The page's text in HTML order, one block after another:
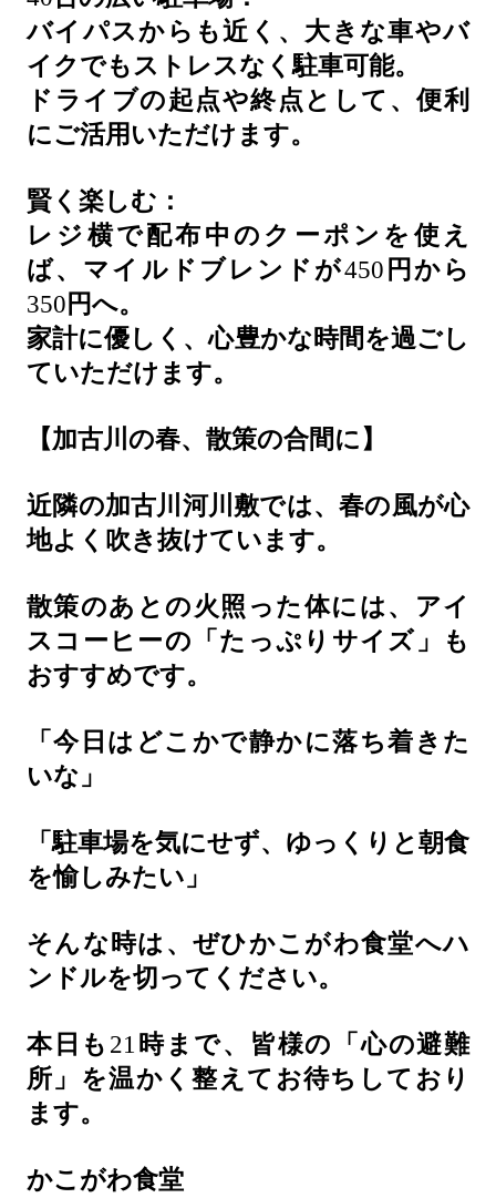
バイパスからも近く、大きな車やバ
イクでもストレスなく駐車可能。
ドライブの起点や終点として、便利
にご活用いただけます。
賢く楽しむ：
レジ横で配布中のクーポンを使え
ば、マイルドブレンドが450 円から
350 円へ。
家計に優しく、心豊かな時間を過ごし
ていただけます。
【加古川の春、散策の合間に】
近隣の加古川河川敷では、春の風が心
地よく吹き抜けています。
散策のあとの火照った体には、アイ
スコーヒーの「たっぷりサイズ」も
おすすめです。
「今日はどこかで静かに落ち着きた
いな」
「駐車場を気にせず、ゆっくりと朝食
を愉しみたい」
そんな時は、ぜひかこがわ食堂へハ
ンドルを切ってください。
本日も 21 時まで、皆様の「心の避難
所」を温かく整えてお待ちしており
ます。
かこがわ食堂